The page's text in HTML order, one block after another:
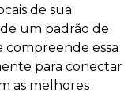
de sua
um padrão de
compreende essa
para conectar
as melhores